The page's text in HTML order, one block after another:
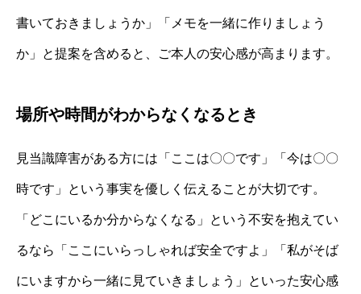
書いておきましょうか」「メモを一緒に作りましょう
か」と提案を含めると、ご本人の安心感が高まります。
場所や時間がわからなくなるとき
見当識障害がある方には「ここは〇〇です」「今は〇〇
時です」という事実を優しく伝えることが大切です。
「どこにいるか分からなくなる」という不安を抱えてい
るなら「ここにいらっしゃれば安全ですよ」「私がそば
にいますから一緒に見ていきましょう」といった安心感